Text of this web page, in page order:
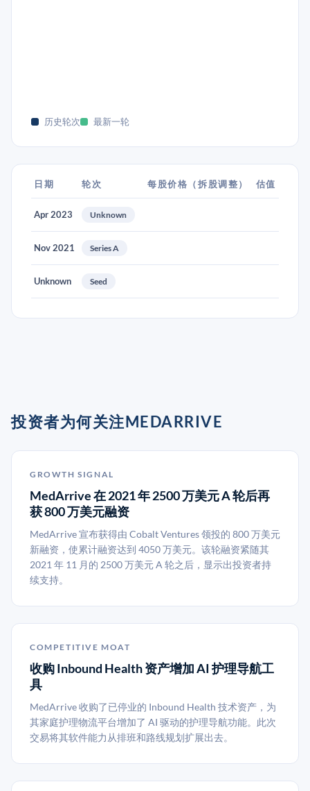
历史轮次 最新一轮
日期 轮次 每股价格（拆股调整） 估值
Apr 2023 Unknown
Nov 2021 Series A
Unknown Seed
投资者为何关注MEDARRIVE
GROWTH SIGNAL
MedArrive 在 2021 年 2500 万美元 A 轮后再
获 800 万美元融资
MedArrive 宣布获得由 Cobalt Ventures 领投的 800 万美元
新融资，使累计融资达到 4050 万美元。该轮融资紧随其
2021 年 11 月的 2500 万美元 A 轮之后，显示出投资者持
续支持。
COMPETITIVE MOAT
收购 Inbound Health 资产增加 AI 护理导航工
具
MedArrive 收购了已停业的 Inbound Health 技术资产，为
其家庭护理物流平台增加了 AI 驱动的护理导航功能。此次
交易将其软件能力从排班和路线规划扩展出去。